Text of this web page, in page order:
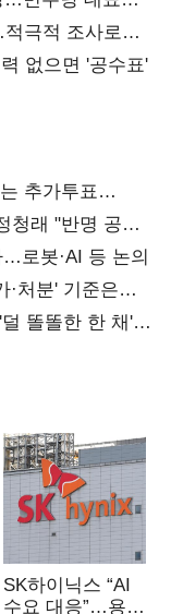
극적 조사로
없으면 '공수표'
추가투표
청래 "반명 공세
로봇·AI 등 논의
·처분' 기준은
똘똘한 한 채'
SK하이닉스 “AI
수요 대응”…용인